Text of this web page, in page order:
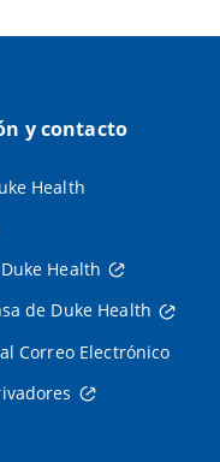
y contacto
Health
Health
de Duke Health
Correo Electrónico